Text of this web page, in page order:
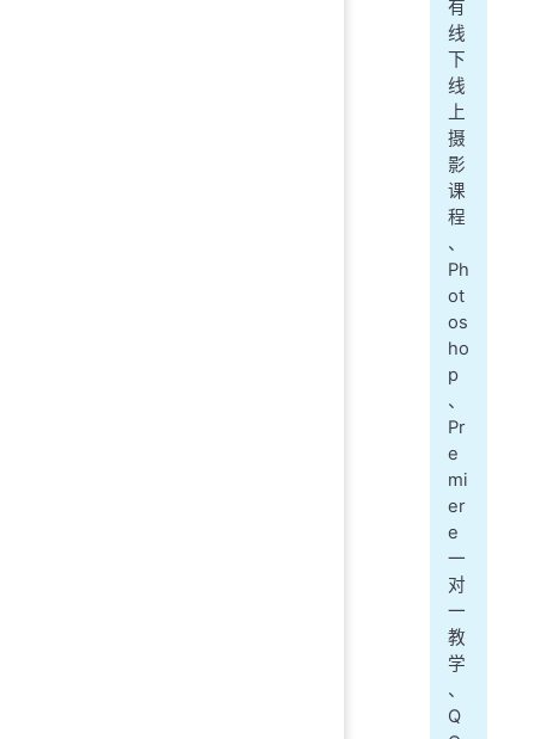
有
线
下
线
上
摄
影
课
程
、
Ph
ot
os
ho
p
、
Pr
e
mi
er
e
一
对
一
教
学
、
Q